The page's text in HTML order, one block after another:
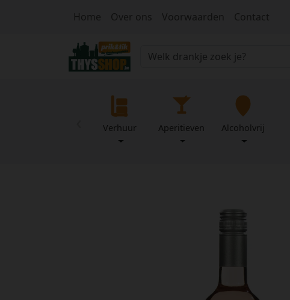
Home Over ons Voorwaarden Contact
Verhuur Aperitieven Alcoholvrij